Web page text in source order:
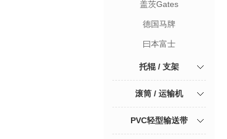
盖茨Gates
德国马牌
曰本富士
托辊 / 支架
滚筒 / 运输机
PVC轻型输送带